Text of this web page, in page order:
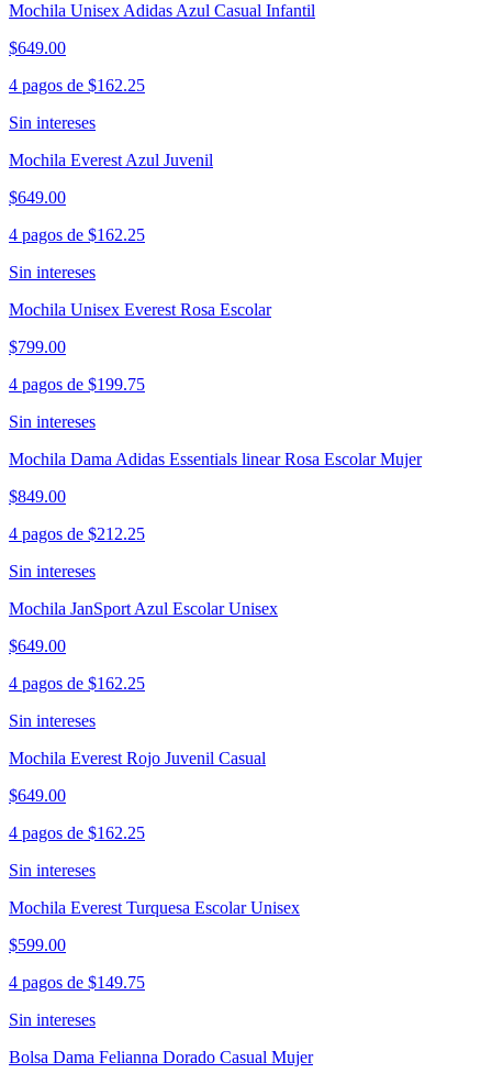
Mochila Unisex Adidas Azul Casual Infantil
$649.00
4 pagos de $162.25
Sin intereses
Mochila Everest Azul Juvenil
$649.00
4 pagos de $162.25
Sin intereses
Mochila Unisex Everest Rosa Escolar
$799.00
4 pagos de $199.75
Sin intereses
Mochila Dama Adidas Essentials linear Rosa Escolar Mujer
$849.00
4 pagos de $212.25
Sin intereses
Mochila JanSport Azul Escolar Unisex
$649.00
4 pagos de $162.25
Sin intereses
Mochila Everest Rojo Juvenil Casual
$649.00
4 pagos de $162.25
Sin intereses
Mochila Everest Turquesa Escolar Unisex
$599.00
4 pagos de $149.75
Sin intereses
Bolsa Dama Felianna Dorado Casual Mujer